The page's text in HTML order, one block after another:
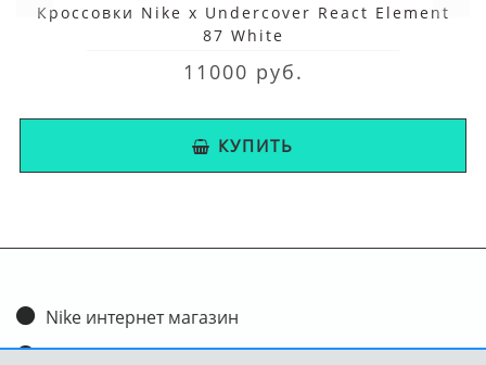
Кроссовки Nike x Undercover React Element
87 White
11000 руб.
КУПИТЬ
Nike интернет магазин
Доставка и оплата